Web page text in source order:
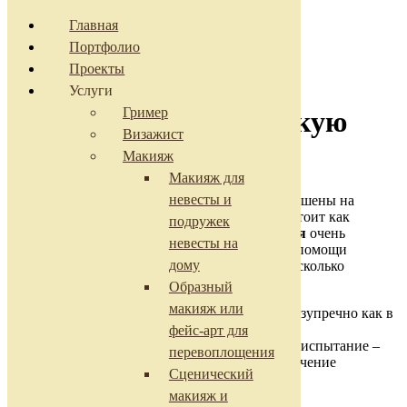
Создание образа на
вечеринку (тематическую
вечеринку)
Если вы приглашены на
вечеринку, то стоит как
следует подготовиться. На делесоздание стиля очень
непростая задача, с которой не справиться без помощи
специалиста. Ведь вам нужно решить сразу несколько
макияж и прическа должны выглядеть безупречно как в
жизни, так и на фотографиях;
вашему образу нужно пройти настоящее испытание –
остаться практически без изменений в течение
нескольких часов.
Главная
Портфолио
Проекты
Услуги
Гример
Визажист
Макияж
Макияж для
невесты и
подружек
невесты на
дому
Образный
макияж или
фейс-арт для
перевоплощения
Сценический
макияж и